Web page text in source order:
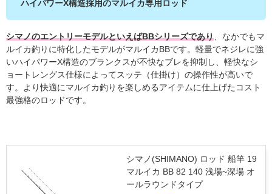
ハイパワーX構造採用のマルイカ専用ロッド
シマノのエントリーモデルといえばBBシリーズであり 、なかでもマ
ルイカ釣りに特化したモデルがマルイカBBです。軽量でネジレに強
いハイパワーX構造のブランクスが不快なブレを抑制し、軽快なシ
ョートレングス仕様によってスッテ（仕掛け）の操作性が高いで
す。より快適にマルイカ釣りを楽しめるアイテムに仕上げたコスト
最強格のロッドです。
シマノ(SHIMANO) ロッド 船竿 19
マルイカ BB 82 140 浅場~深場 オ
ールラウンドタイプ